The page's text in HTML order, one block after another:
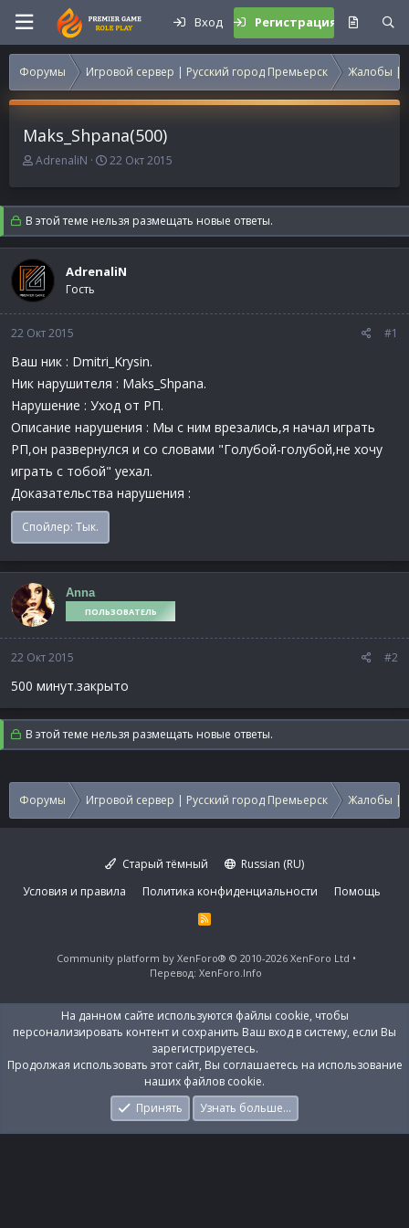
Вход Регистрация
Форумы Игровой сервер | Русский город Премьерск Жалобы |
Maks_Shpana(500)
А
т
о
р
т
е
м
ы
AdrenaliN
Д
т
а
н
а
а
22 Окт 2015
В этой теме нельзя размещать новые ответы.
AdrenaliN
Гость
22 Окт 2015 #1
Ваш ник : Dmitri_Krysin.
Ник нарушителя : Maks_Shpana.
Нарушение : Уход от РП.
Описание нарушения : Мы с ним врезались,я начал играть
РП,он развернулся и со словами "Голубой-голубой,не хочу
играть с тобой" уехал.
Доказательства нарушения :
Спойлер: Тык.
Anna
ПОЛЬЗОВАТЕЛЬ
22 Окт 2015 #2
500 минут.закрыто
В этой теме нельзя размещать новые ответы.
Форумы Игровой сервер | Русский город Премьерск Жалобы |
Старый тёмный
Russian (RU)
Условия и правила
Политика конфиденциальности Помощь
R
S
Community platform by XenForo® © 2010-2026 XenForo Ltd
Перевод: XenForo.Info